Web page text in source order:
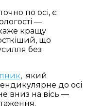
по осі, є
—
кращу
що
без
, який
до осі
вниз на вісь —